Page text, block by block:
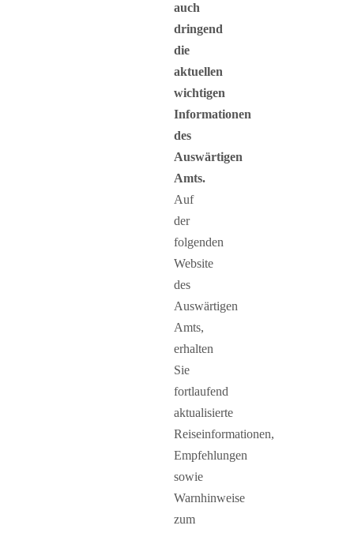
auch
dringend
die
aktuellen
wichtigen
Informationen
des
Auswärtigen
Amts.
Auf
der
folgenden
Website
des
Auswärtigen
Amts,
erhalten
Sie
fortlaufend
aktualisierte
Reiseinformationen,
Empfehlungen
sowie
Warnhinweise
zum